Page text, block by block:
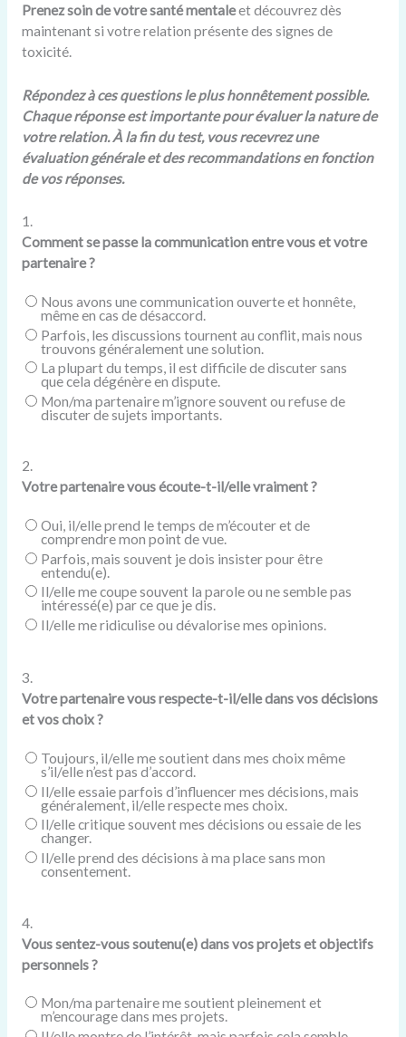
Prenez soin de votre santé mentaleet découvrez dès
maintenant si votre relation présente des signes de
toxicité.
Répondez à ces questions le plus honnêtement possible.
Chaque réponse est importante pour évaluer la nature de
votre relation. À la fin du test, vous recevrez une
évaluation générale et des recommandations en fonction
de vos réponses.
1.
Comment se passe la communication entre vous et votre
partenaire ?
Nous avons une communication ouverte et honnête,
même en cas de désaccord.
Parfois, les discussions tournent au conflit, mais nous
trouvons généralement une solution.
La plupart du temps, il est difficile de discuter sans
que cela dégénère en dispute.
Mon/ma partenaire m’ignore souvent ou refuse de
discuter de sujets importants.
2.
Votre partenaire vous écoute-t-il/elle vraiment ?
Oui, il/elle prend le temps de m’écouter et de
comprendre mon point de vue.
Parfois, mais souvent je dois insister pour être
entendu(e).
Il/elle me coupe souvent la parole ou ne semble pas
intéressé(e) par ce que je dis.
Il/elle me ridiculise ou dévalorise mes opinions.
3.
Votre partenaire vous respecte-t-il/elle dans vos décisions
et vos choix ?
Toujours, il/elle me soutient dans mes choix même
s’il/elle n’est pas d’accord.
Il/elle essaie parfois d’influencer mes décisions, mais
généralement, il/elle respecte mes choix.
Il/elle critique souvent mes décisions ou essaie de les
changer.
Il/elle prend des décisions à ma place sans mon
consentement.
4.
Vous sentez-vous soutenu(e) dans vos projets et objectifs
personnels ?
Mon/ma partenaire me soutient pleinement et
m’encourage dans mes projets.